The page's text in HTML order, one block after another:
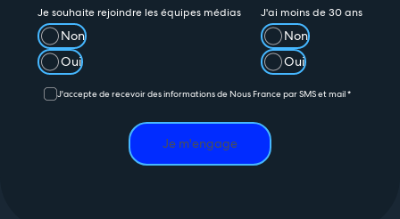
Je souhaite rejoindre les équipes médias
Non
Oui
J'ai moins de 30 ans
Non
Oui
J'accepte de recevoir des informations de Nous France par SMS et mail*
Je m'engage